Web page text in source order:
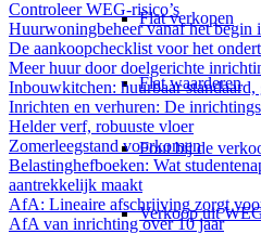
Flat verkopen
Flat waarderen
Fout bij de
Verkoop uit
Controleer WEG-risico’s
Huurwoningbeheer vanaf het begin
De aankoopchecklist voor het
Meer huur door doelgerichte
Inbouwkitchen: huurbaar standaard,
Inrichten en verhuren: De
Helder verf, robuuste vloer
Zomerleegstand voorkomen
Belastinghefboeken: Wat
aantrekkelijk maakt
AfA: Lineaire afschrijving zorgt
AfA van inrichting over 10 jaar